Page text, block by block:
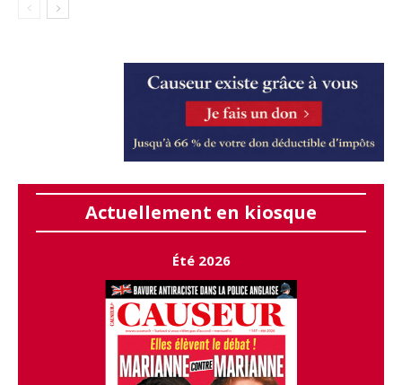
Actuellement en kiosque
Été 2026